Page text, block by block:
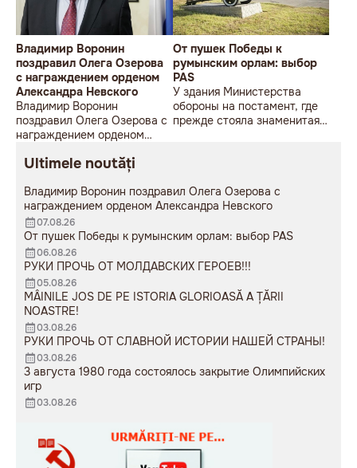
Владимир Воронин
поздравил Олега Озерова
с награждением орденом
Александра Невского
Владимир Воронин
поздравил Олега Озерова с
награждением орденом
От пушек Победы к
румынским орлам: выбор
PAS
У здания Министерства
обороны на постамент, где
прежде стояла знаменитая
Ultimele noutăți
Владимир Воронин поздравил Олега Озерова с
награждением орденом Александра Невского
07.08.26
От пушек Победы к румынским орлам: выбор PAS
06.08.26
РУКИ ПРОЧЬ ОТ МОЛДАВСКИХ ГЕРОЕВ!!!
05.08.26
MÂINILE JOS DE PE ISTORIA GLORIOASĂ A ȚĂRII
NOASTRE!
03.08.26
РУКИ ПРОЧЬ ОТ СЛАВНОЙ ИСТОРИИ НАШЕЙ СТРАНЫ!
03.08.26
3 августа 1980 года состоялось закрытие Олимпийских
игр
03.08.26